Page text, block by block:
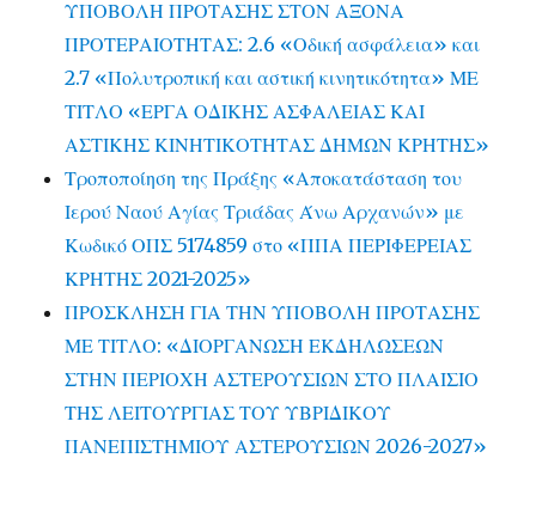
ΥΠΟΒΟΛΗ ΠΡΟΤΑΣΗΣ ΣΤΟΝ ΑΞΟΝΑ
ΠΡΟΤΕΡΑΙΟΤΗΤΑΣ: 2.6 «Οδική ασφάλεια» και
2.7 «Πολυτροπική και αστική κινητικότητα» ΜΕ
ΤΙΤΛΟ «ΕΡΓΑ ΟΔΙΚΗΣ ΑΣΦΑΛΕΙΑΣ ΚΑΙ
ΑΣΤΙΚΗΣ ΚΙΝΗΤΙΚΟΤΗΤΑΣ ΔΗΜΩΝ ΚΡΗΤΗΣ»
Τροποποίηση της Πράξης «Αποκατάσταση του
Ιερού Ναού Αγίας Τριάδας Άνω Αρχανών» με
Κωδικό ΟΠΣ 5174859 στο «ΠΠΑ ΠΕΡΙΦΕΡΕΙΑΣ
ΚΡΗΤΗΣ 2021-2025»
ΠΡΟΣΚΛΗΣΗ ΓΙΑ ΤΗΝ ΥΠΟΒΟΛΗ ΠΡΟΤΑΣΗΣ
ΜΕ ΤΙΤΛΟ: «ΔΙΟΡΓΑΝΩΣΗ ΕΚΔΗΛΩΣΕΩΝ
ΣΤΗΝ ΠΕΡΙΟΧΗ ΑΣΤΕΡΟΥΣΙΩΝ ΣΤΟ ΠΛΑΙΣΙΟ
ΤΗΣ ΛΕΙΤΟΥΡΓΙΑΣ ΤΟΥ ΥΒΡΙΔΙΚΟΥ
ΠΑΝΕΠΙΣΤΗΜΙΟΥ ΑΣΤΕΡΟΥΣΙΩΝ 2026-2027»